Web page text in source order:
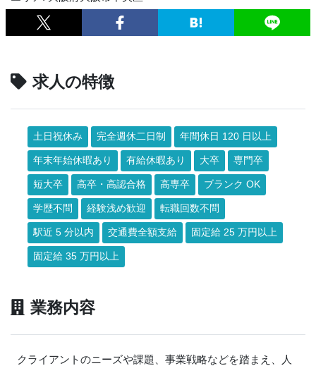
求人の特徴
土日祝休み 完全週休二日制 年間休日 120 日以上
年末年始休暇あり 有給休暇あり 大卒 専門卒
短大卒 高卒・高認合格 高専卒 ブランク OK
学歴不問 経験浅め歓迎 転職回数不問
駅近 5 分以内 交通費全額支給 固定給 25 万円以上
固定給 35 万円以上
業務内容
クライアントのニーズや課題、事業戦略などを踏まえ、人